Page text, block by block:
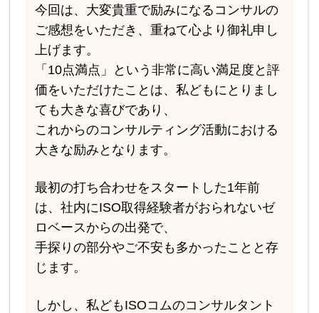
今回は、大変貴重で励みになるコンサルの
ご感想をいただき、重ねて心より御礼申し
上げます。
「10点満点」という非常に高い満足度と評
価をいただけたことは、私どもにとりまし
ても大きな喜びであり、
これからのコンサルティング活動における
大きな励みとなります。
最初の打ち合わせをスタートした1年前
は、社内にISO取得経験者がおられないゼ
ロベースからの出発で、
手探りの部分やご不安も多かったことと存
じます。
しかし、私どもISOコムのコンサルタント